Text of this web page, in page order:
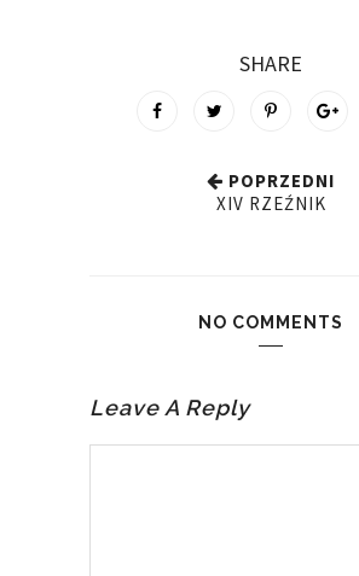
SHARE
POPRZEDNI
XIV RZEŹNIK
NO COMMENTS
Leave A Reply